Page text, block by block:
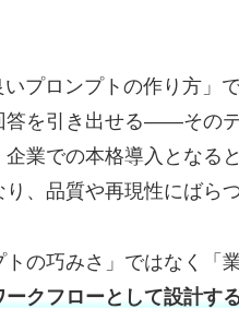
プロンプトの作り方」
答を引き出せる——その
業での本格導入となる
、品質や再現性にばら
の巧みさ」ではなく「
ークフローとして設計す